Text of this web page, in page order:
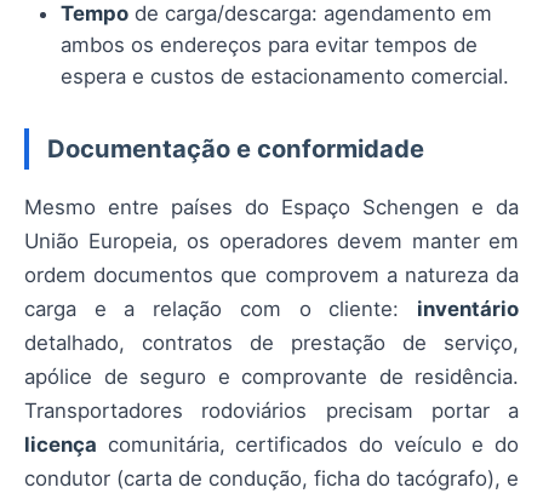
Tempo de carga/descarga: agendamento em
ambos os endereços para evitar tempos de
espera e custos de estacionamento comercial.
Documentação e conformidade
Mesmo entre países do Espaço Schengen e da
União Europeia, os operadores devem manter em
ordem documentos que comprovem a natureza da
carga e a relação com o cliente: inventário
detalhado, contratos de prestação de serviço,
apólice de seguro e comprovante de residência.
Transportadores rodoviários precisam portar a
licença comunitária, certificados do veículo e do
condutor (carta de condução, ficha do tacógrafo), e